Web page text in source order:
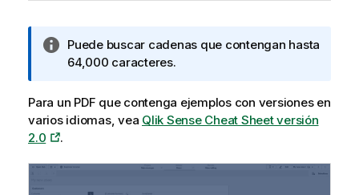
N
o
a
i
o
Puede buscar cadenas que contengan hasta
64,000 caracteres.
Para un PDF que contenga ejemplos con versiones en
varios idiomas, vea Qlik Sense Cheat Sheet versión
2.0
.